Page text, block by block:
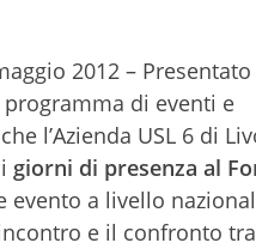
2012 –
di eventi e
l’Azienda USL 6 di
giorni di presenza al
evento a livello
e il confronto tra